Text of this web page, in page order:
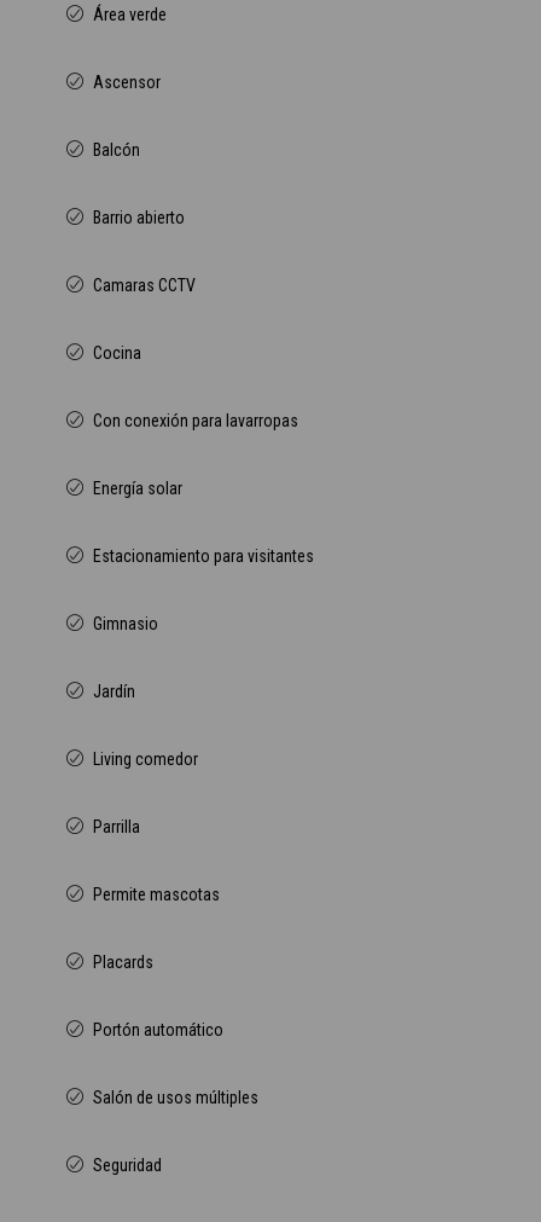
Área verde
Ascensor
Balcón
Barrio abierto
Camaras CCTV
Cocina
Con conexión para lavarropas
Energía solar
Estacionamiento para visitantes
Gimnasio
Jardín
Living comedor
Parrilla
Permite mascotas
Placards
Portón automático
Salón de usos múltiples
Seguridad